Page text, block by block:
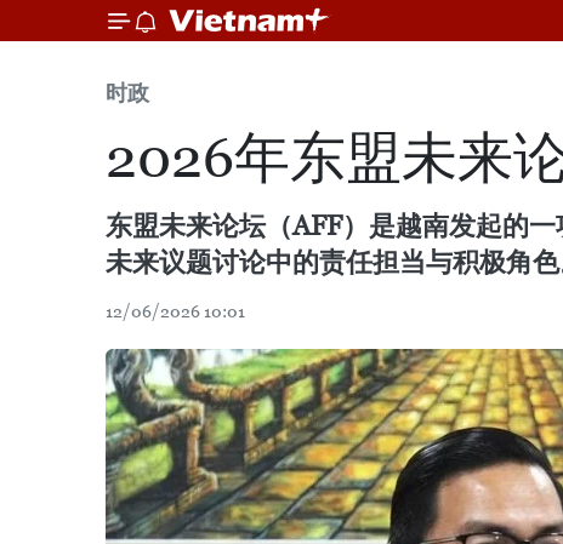
时政
2026年东盟未来
东盟未来论坛（AFF）是越南发起的
未来议题讨论中的责任担当与积极角色
12/06/2026 10:01